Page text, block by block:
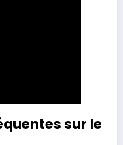
sur le